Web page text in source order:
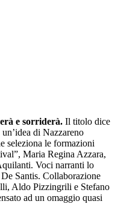
e sorriderà. Il titolo dice
di Nazzareno
seleziona le formazioni
Maria Regina Azzara,
Voci narranti lo
Santis. Collaborazione
Aldo Pizzingrili e Stefano
ad un omaggio quasi